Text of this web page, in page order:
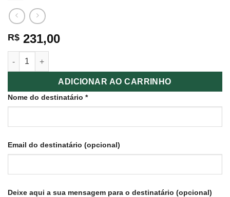
R$ 231,00
Spa das Mãos (inclui manicure) quantidade
ADICIONAR AO CARRINHO
Nome do destinatário *
Email do destinatário (opcional)
Deixe aqui a sua mensagem para o destinatário (opcional)